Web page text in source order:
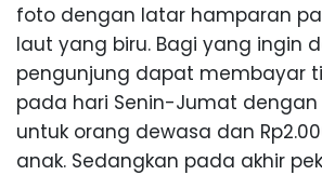
foto dengan latar hamparan
laut yang biru. Bagi yang ingin
pengunjung dapat membayar
pada hari Senin-Jumat dengan
untuk orang dewasa dan
anak. Sedangkan pada akhir